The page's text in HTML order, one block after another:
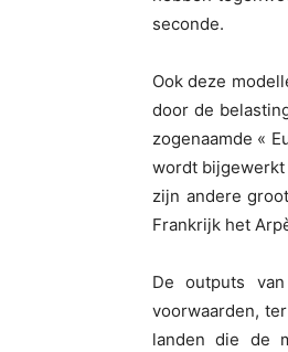
seconde.
Ook deze
door de
zogenaamde «
wordt
zijn andere
Frankrijk het
De outputs
voorwaarden,
landen die de